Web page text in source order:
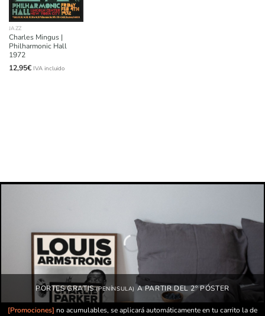
JAZZ
Charles Mingus |
Philharmonic Hall
1972
12,95€ IVA incluido
PORTES GRATIS(PENÍNSULA) A PARTIR DEL 2º PÓSTER
[Promociones] no acumulables, se aplicará automáticamente en tu carrito la de